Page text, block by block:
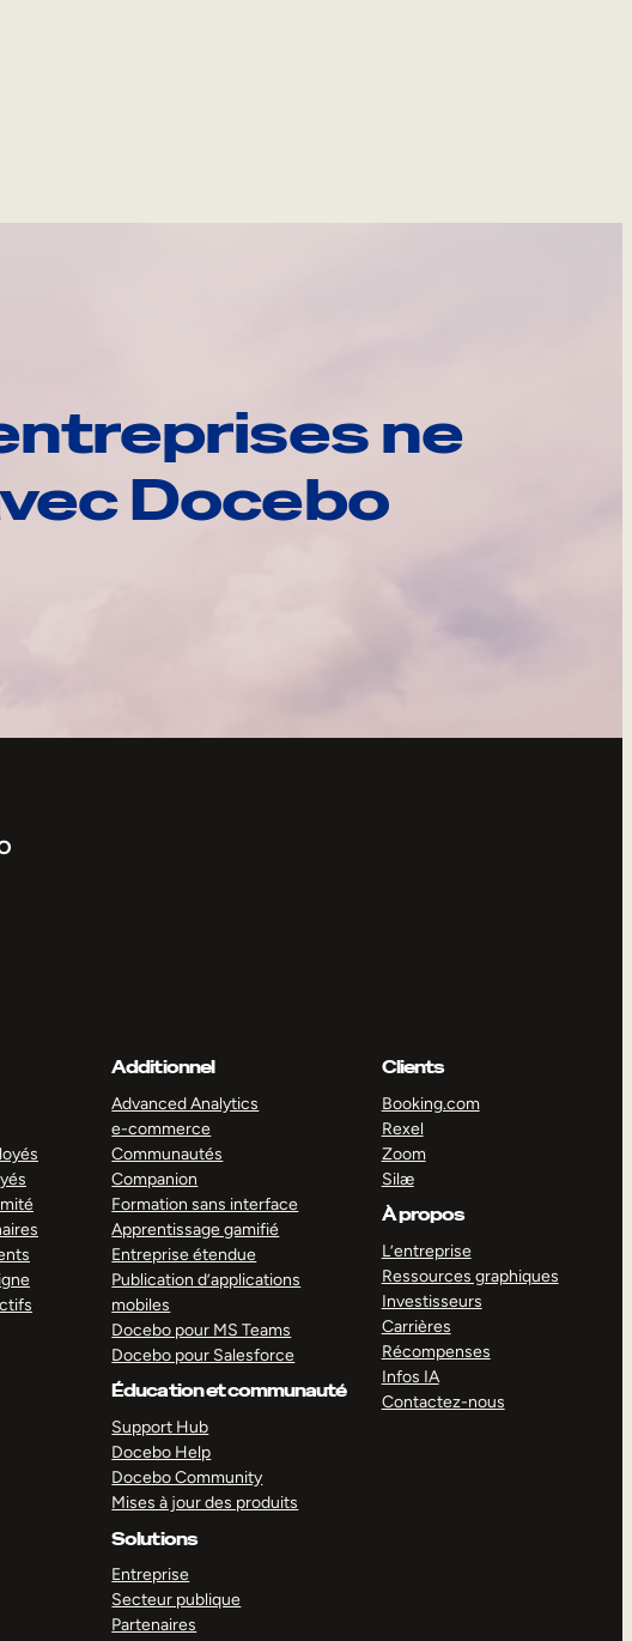
ne
Docebo
Additionnel
Advanced Analytics
e-commerce
Communautés
Companion
Formation sans interface
Apprentissage gamifié
Entreprise étendue
Publication d’applications
mobiles
Docebo pour MS Teams
Docebo pour Salesforce
Éducation et communauté
Support Hub
Docebo Help
Docebo Community
Mises à jour des produits
Solutions
Entreprise
Secteur publique
Partenaires
Clients
Booking.com
Rexel
Zoom
Silæ
À propos
L’entreprise
Ressources graphiques
Investisseurs
Carrières
Récompenses
Infos IA
Contactez-nous